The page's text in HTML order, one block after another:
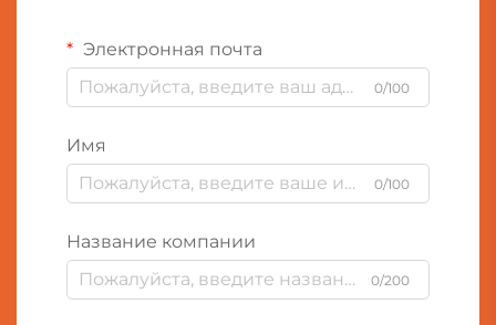
Электронная почта
0/100
Имя
0/100
Название компании
0/200